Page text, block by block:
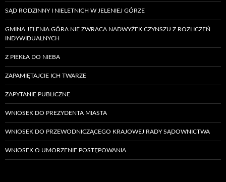
SĄD RODZINNY I NIELETNICH W JELENIEJ GÓRZE
GMINA JELENIA GÓRA NIE ZWRACA NADWYŻEK CZYNSZU Z ROZLICZEŃ
INDYWIDUALNYCH
Z PIEKŁA DO NIEBA
ZAPAMIĘTAJCIE ICH TWARZE
ZAPYTANIE PUBLICZNE
WNIOSEK DO PREZYDENTA MIASTA
WNIOSEK DO PRZEWODNICZĄCEGO KRAJOWEJ RADY SĄDOWNICTWA
WNIOSEK O UMORZENIE POSTĘPOWANIA